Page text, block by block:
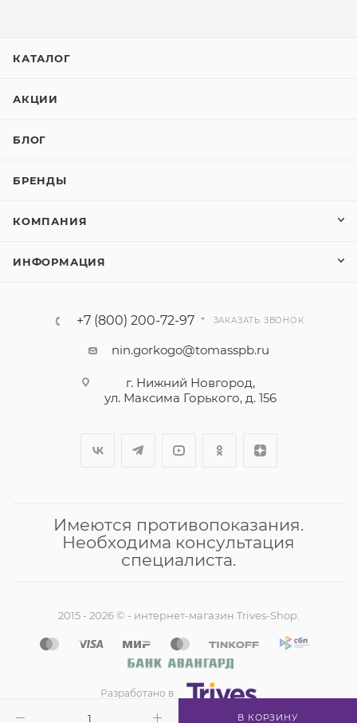
В КОРЗИНУ
КАТАЛОГ
АКЦИИ
БЛОГ
БРЕНДЫ
КОМПАНИЯ
ИНФОРМАЦИЯ
+7 (800) 200-72-97 ЗАКАЗАТЬ ЗВОНОК
nin.gorkogo@tomasspb.ru
г. Нижний Новгород,
ул. Максима Горького, д. 156
Имеются противопоказания.
Необходима консультация
специалиста.
2015 - 2026 © - интернет-магазин Trives-Shop.
Разработано в